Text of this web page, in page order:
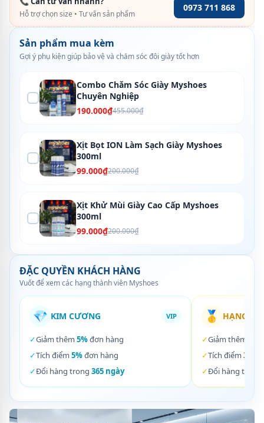
Hỗ trợ chọn size • Tư vấn sản phẩm
0973 711 868
Sản phẩm mua kèm
Gợi ý phụ kiện giúp bảo vệ và chăm sóc đôi giày tốt hơn
Combo Chăm Sóc Giày Myshoes
Chuyên Nghiệp
190.000₫455.000₫
Xịt Bọt ION Làm Sạch Giày Myshoes
300ml
99.000₫200.000₫
Xịt Khử Mùi Giày Cao Cấp Myshoes
300ml
99.000₫200.000₫
ĐẶC QUYỀN KHÁCH HÀNG
Vuốt để xem các hạng thành viên Myshoes
💎 KIM CƯƠNG VIP
✓Giảm thêm 5%đơn hàng
✓Tích điểm 5%đơn hàng
✓Đổi hàng trong 365 ngày
🥇 HẠNG
✓Giảm thêm
✓Tích điểm 3%
✓Đổi hàng trong